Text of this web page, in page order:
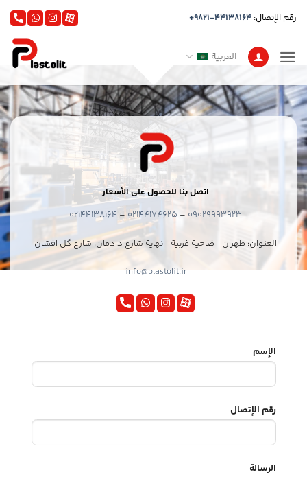
للمحتوى
رقم الإتصال: +9821-44138164
العربية
اتصل بنا للحصول على الأسعار
09029993923
–
02144174625
–
02144138164
العنوان: طهران -ضاحية غربية- نهاية شارع دادمان، شارع گل افشان
info@plastolit.ir
الإسم
رقم الإتصال
الرسالة